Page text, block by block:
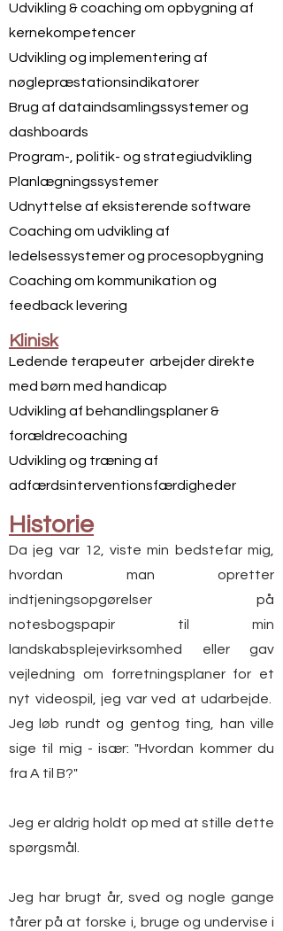
Udvikling & coaching om opbygning af
kernekompetencer
Udvikling og implementering af
nøglepræstationsindikatorer
Brug af dataindsamlingssystemer og
dashboards
Program-, politik- og strategiudvikling
Planlægningssystemer
Udnyttelse af eksisterende software
Coaching om udvikling af
ledelsessystemer og procesopbygning
Coaching om kommunikation og
feedback levering
Klinisk
Ledende terapeuter arbejder direkte
med børn med handicap
Udvikling af behandlingsplaner &
forældrecoaching
Udvikling og træning af
adfærdsinterventionsfærdigheder
Historie
Da jeg var 12, viste min bedstefar mig,
hvordan man opretter
indtjeningsopgørelser på
notesbogspapir til min
landskabsplejevirksomhed eller gav
vejledning om forretningsplaner for et
nyt videospil, jeg var ved at udarbejde.
Jeg løb rundt og gentog ting, han ville
sige til mig - især: "Hvordan kommer du
fra A til B?"
Jeg er aldrig holdt op med at stille dette
spørgsmål.
Jeg har brugt år, sved og nogle gange
tårer på at forske i, bruge og undervise i